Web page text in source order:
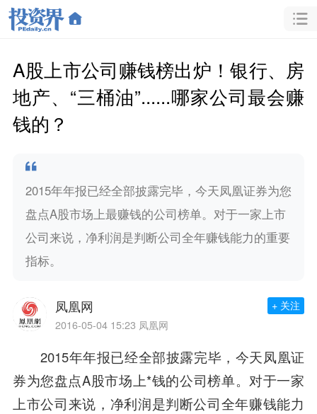
A股上市公司赚钱榜出炉！银行、房
地产、“三桶油”......哪家公司最会赚
钱的？
2015年年报已经全部披露完毕，今天凤凰证券为您
盘点A股市场上最赚钱的公司榜单。对于一家上市
公司来说，净利润是判断公司全年赚钱能力的重要
指标。
凤凰网
2016-05-04 15:23 凤凰网
+ 关注
2015年年报已经全部披露完毕，今天凤凰证
券为您盘点A股市场上*钱的公司榜单。对于一家
上市公司来说，净利润是判断公司全年赚钱能力